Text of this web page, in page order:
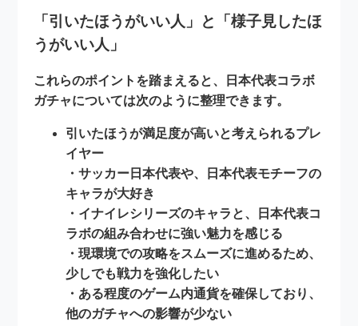
「引いたほうがいい人」と「様子見したほ
うがいい人」
これらのポイントを踏まえると、日本代表コラボ
ガチャについては次のように整理できます。
引いたほうが満足度が高いと考えられるプレ
イヤー
・サッカー日本代表や、日本代表モチーフの
キャラが大好き
・イナイレシリーズのキャラと、日本代表コ
ラボの組み合わせに強い魅力を感じる
・現環境での攻略をスムーズに進めるため、
少しでも戦力を強化したい
・ある程度のゲーム内通貨を確保しており、
他のガチャへの影響が少ない